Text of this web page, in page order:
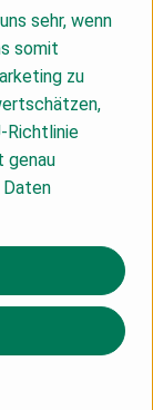
teilen. Wir
Dies bedeutet
biologischen
für Mensch
den
von
sehr, wenn
somit
zu
Richtlinie
genau